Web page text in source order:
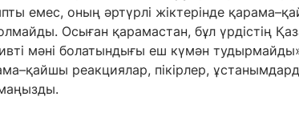
емес, оның әртүрлі жіктерінде
Осыған қарамастан, бұл үрдістің
мәні болатындығы еш күмән
реакциялар, пікірлер,